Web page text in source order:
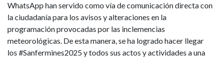
WhatsApp han servido como vía de comunicación directa con
la ciudadanía para los avisos y alteraciones en la
programación provocadas por las inclemencias
meteorológicas. De esta manera, se ha logrado hacer llegar
los #Sanfermines2025 y todos sus actos y actividades a una